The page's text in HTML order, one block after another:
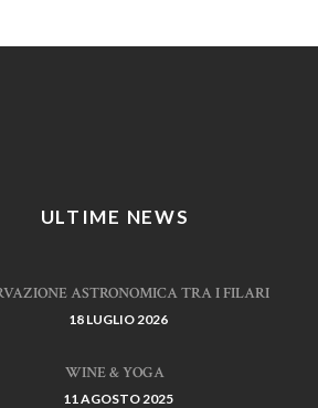
ULTIME NEWS
ASTRONOMICA TRA I FILARI
18 LUGLIO 2026
WINE & YOGA
11 AGOSTO 2025